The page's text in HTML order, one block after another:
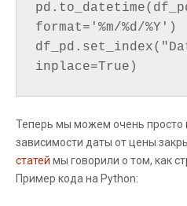
format='%m/%d/%Y')
Теперь мы можем очень просто
зависимости даты от цены
статей мы говорили о том, как
Пример кода на Python: